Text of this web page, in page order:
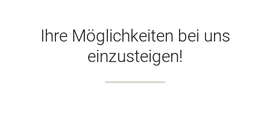
Ihre Möglichkeiten bei uns
einzusteigen!